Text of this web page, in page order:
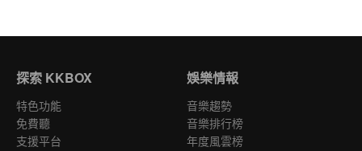
探索 KKBOX
特色功能
免費聽
支援平台
娛樂情報
音樂趨勢
音樂排行榜
年度風雲榜